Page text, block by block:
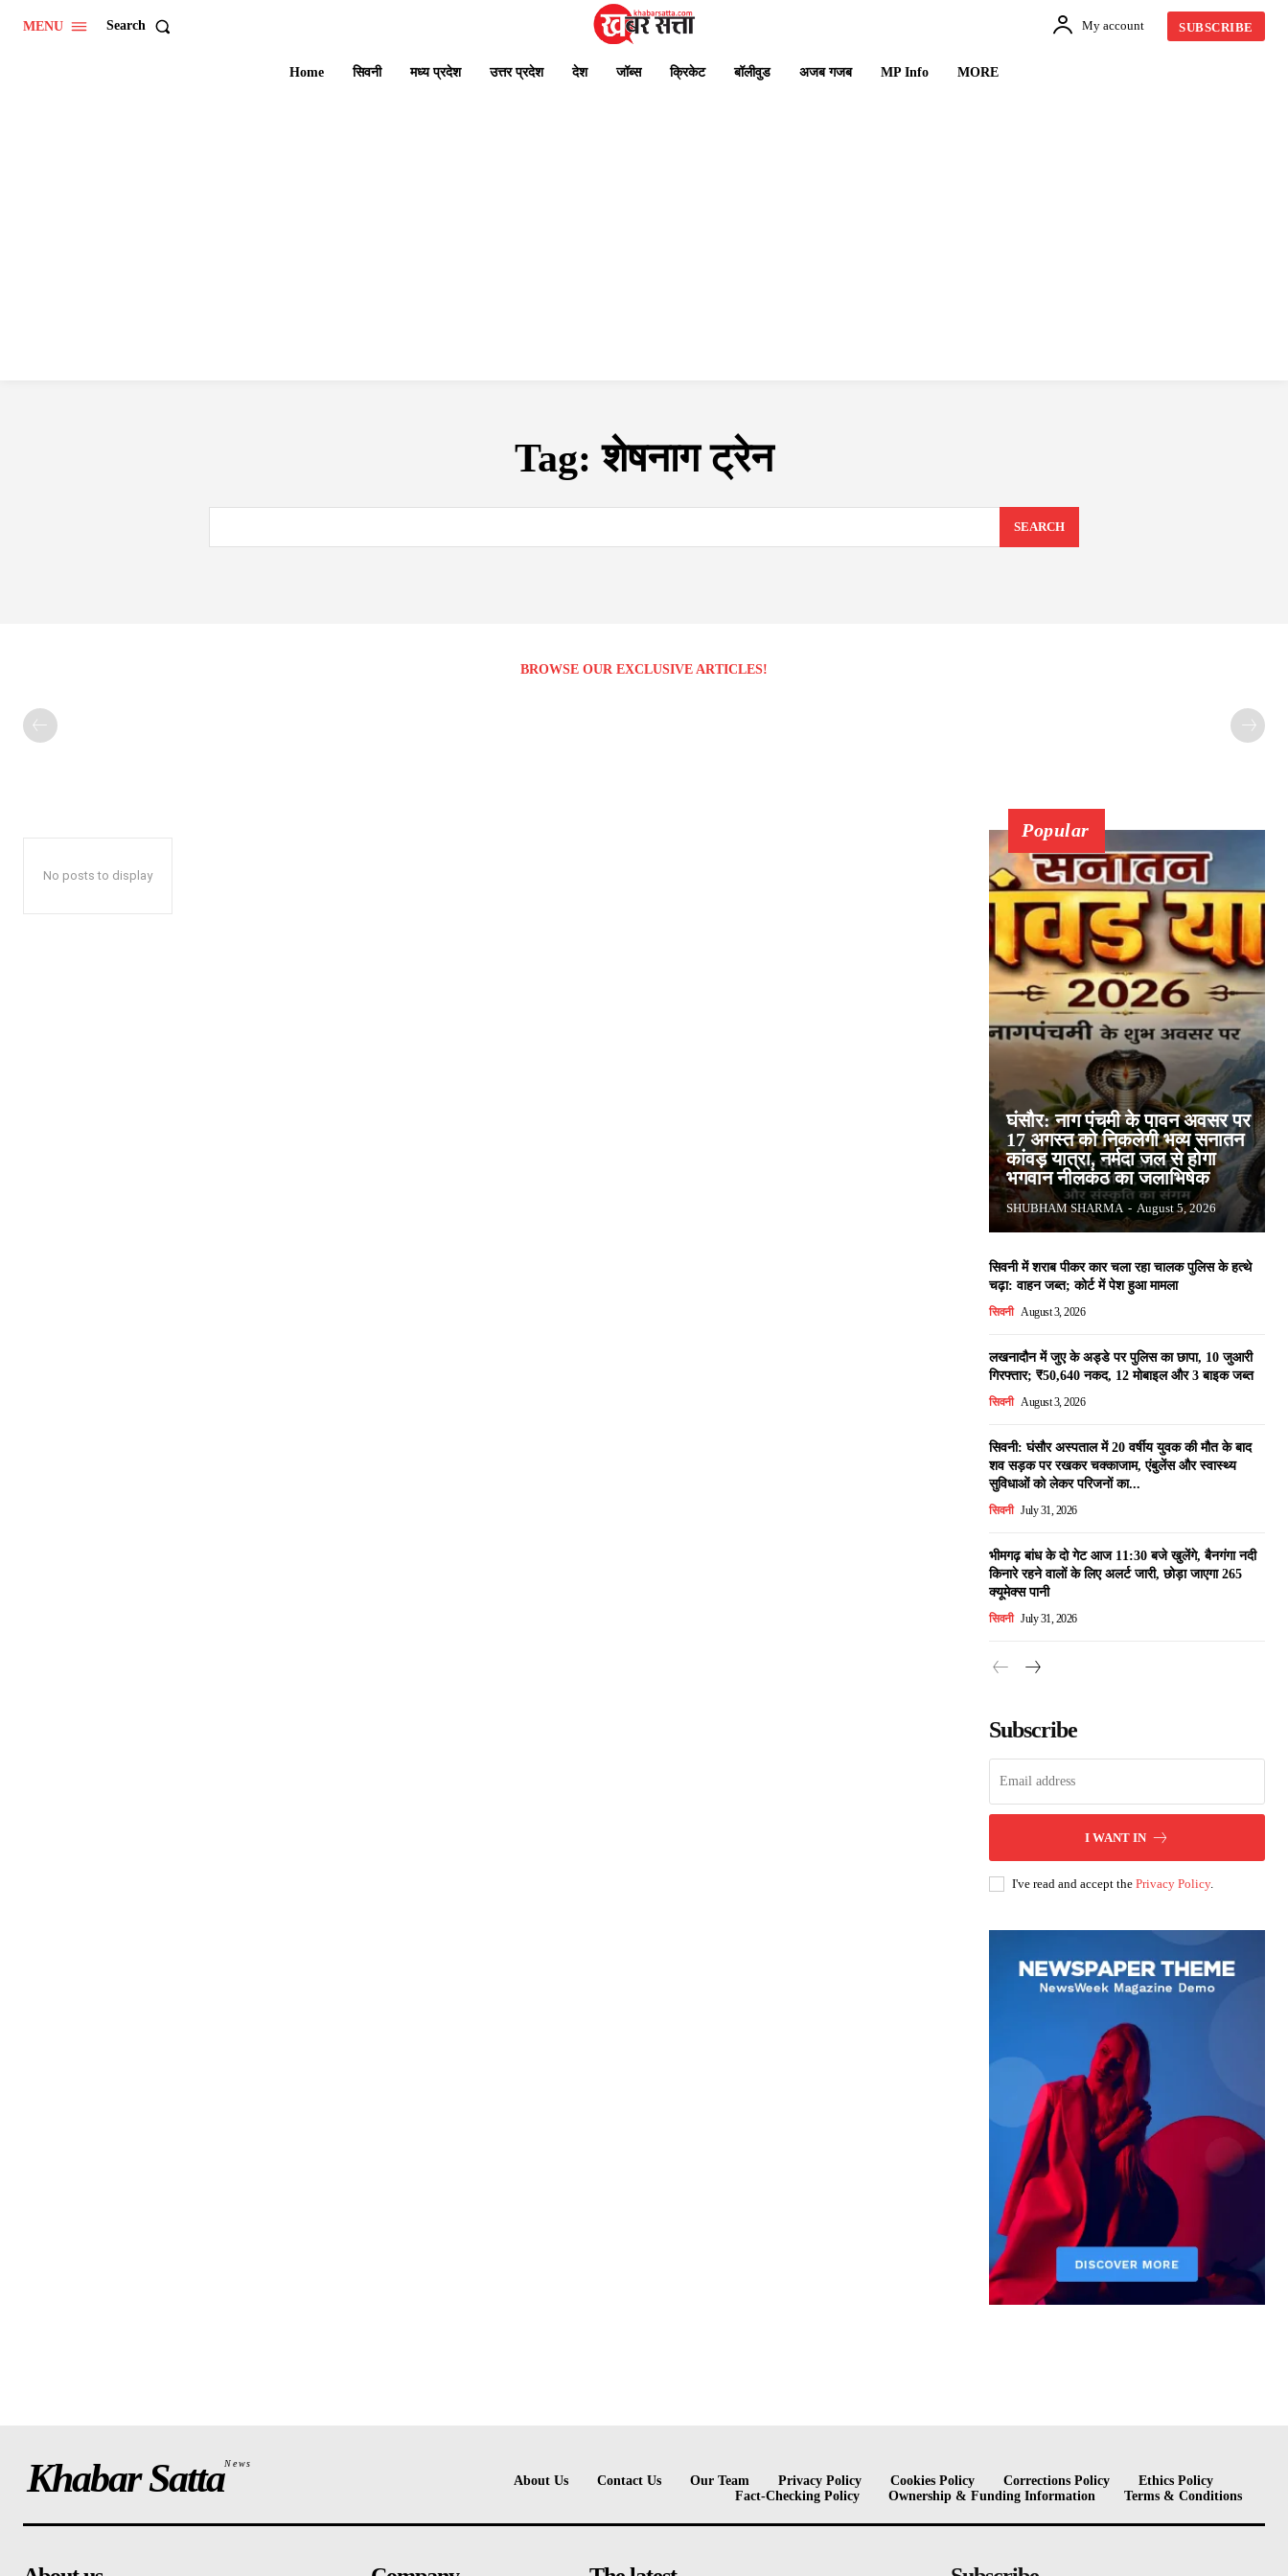
MENU Search My account SUBSCRIBE
Home सिवनी मध्य प्रदेश उत्तर प्रदेश देश जॉब्स क्रिकेट बॉलीवुड अजब गजब MP Info MORE
Tag:शेषनाग ट्रेन
SEARCH
BROWSE OUR EXCLUSIVE ARTICLES!
No posts to display
Popular
घंसौर: नाग पंचमी के पावन अवसर पर
17 अगस्त को निकलेगी भव्य सनातन
कांवड़ यात्रा, नर्मदा जल से होगा
भगवान नीलकंठ का जलाभिषेक
SHUBHAM SHARMA - August 5, 2026
सिवनी में शराब पीकर कार चला रहा चालक पुलिस के हत्थे
चढ़ा: वाहन जब्त; कोर्ट में पेश हुआ मामला
सिवनी August 3, 2026
लखनादौन में जुए के अड्डे पर पुलिस का छापा, 10 जुआरी
गिरफ्तार; ₹50,640 नकद, 12 मोबाइल और 3 बाइक जब्त
सिवनी August 3, 2026
सिवनी: घंसौर अस्पताल में 20 वर्षीय युवक की मौत के बाद
शव सड़क पर रखकर चक्काजाम, एंबुलेंस और स्वास्थ्य
सुविधाओं को लेकर परिजनों का...
सिवनी July 31, 2026
भीमगढ़ बांध के दो गेट आज 11:30 बजे खुलेंगे, बैनगंगा नदी
किनारे रहने वालों के लिए अलर्ट जारी, छोड़ा जाएगा 265
क्यूमेक्स पानी
सिवनी July 31, 2026
Subscribe
I WANT IN
I've read and accept the Privacy Policy.
Khabar SattaNews
About Us Contact Us Our Team Privacy Policy Cookies Policy Corrections Policy
Ethics Policy
Fact-Checking Policy
Ownership & Funding Information Terms & Conditions